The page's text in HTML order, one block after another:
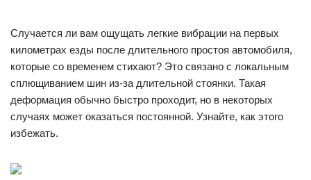
Случается ли вам ощущать легкие вибрации на первых
километрах езды после длительного простоя автомобиля,
которые со временем стихают? Это связано с локальным
сплющиванием шин из-за длительной стоянки. Такая
деформация обычно быстро проходит, но в некоторых
случаях может оказаться постоянной. Узнайте, как этого
избежать.